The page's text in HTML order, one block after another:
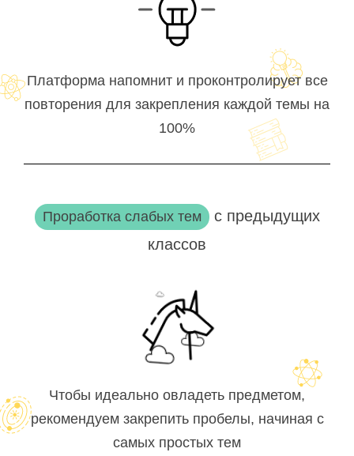
Платформа напомнит и проконтролирует все
повторения для закрепления каждой темы на
100%
Проработка слабых тем с предыдущих
классов
Чтобы идеально овладеть предметом,
рекомендуем закрепить пробелы, начиная с
самых простых тем